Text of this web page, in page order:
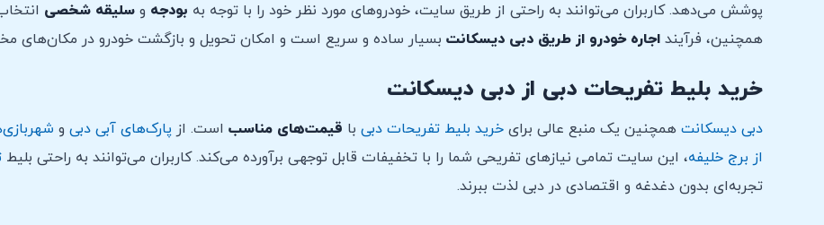
پوشش می‌دهد. کاربران می‌توانند به راحتی از طریق سایت، خودروهای مورد نظر خود را با توجه به بودجه و سلیقه شخصی
همچنین، فرآیند اجاره خودرو از طریق دبی دیسکانت بسیار ساده و سریع است و امکان تحویل و بازگشت خودرو در مکان‌های
خرید بلیط تفریحات دبی از دبی دیسکانت
دبی دیسکانت همچنین یک منبع عالی برای خرید بلیط تفریحات دبی با قیمت‌های مناسب است. از پارک‌های آبی دبی و
از برج خلیفه، این سایت تمامی نیازهای تفریحی شما را با تخفیفات قابل توجهی برآورده می‌کند. کاربران می‌توانند به راحتی بلیط
تجربه‌ای بدون دغدغه و اقتصادی در دبی لذت ببرند.